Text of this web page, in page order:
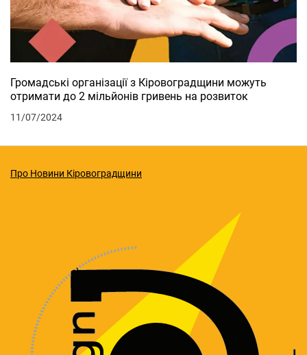
Громадські організації з Кіровоградщини можуть
отримати до 2 мільйонів гривень на розвиток
11/07/2024
Про Новини Кіровоградщини